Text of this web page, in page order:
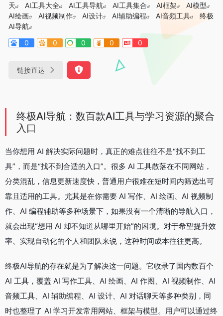
天
AI工具大全 AI工具导航 AI工具集合 AI框架
AI模型
AI绘画
AI视频制作 AI设计 AI辅助编程 AI音频工具
终极
AI导航
0
0 0 0 0
链接直达
终极AI导航：数百款AI工具与学习资源的聚合
入口
当你想用 AI 解决实际问题时，真正的难点往往不是“找不到工
具”，而是“找不到合适的入口”。很多 AI 工具散落在不同网站，
分类混乱，信息更新速度快，普通用户很难在短时间内筛选出可
靠且适用的工具。尤其是在你需要 AI 写作、AI 绘画、AI 视频制
作、AI 编程辅助等多种场景下，如果没有一个清晰的导航入口，
就会出现“想用 AI 却不知道从哪里开始”的困境。对于希望提升效
率、实现自动化的个人和团队来说，这种时间成本往往更高。
终极AI导航的存在就是为了解决这一问题。它收录了国内数百个
AI 工具，覆盖 AI 写作工具、AI 绘画、AI 作图、AI 视频制作、AI
音频工具、AI 辅助编程、AI 设计、AI 对话聊天等多种类别，同
时也整理了 AI 学习开发常用网站、框架与模型。用户可以通过终